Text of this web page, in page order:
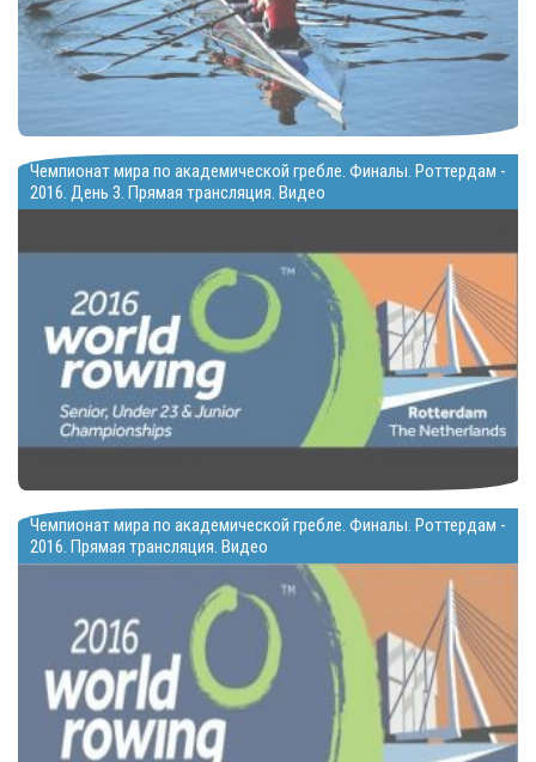
Чемпионат мира по академической гребле. Финалы. Роттердам -
2016. День 3. Прямая трансляция. Видео
Чемпионат мира по академической гребле. Финалы. Роттердам -
2016. Прямая трансляция. Видео